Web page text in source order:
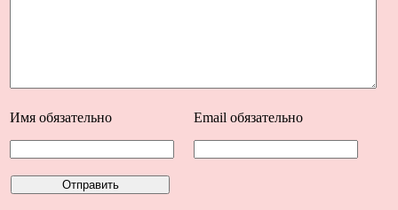
Имя обязательно Email обязательно